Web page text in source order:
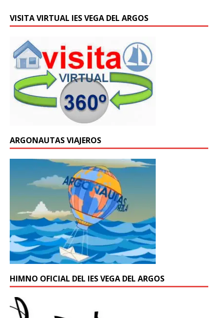
VISITA VIRTUAL IES VEGA DEL ARGOS
ARGONAUTAS VIAJEROS
HIMNO OFICIAL DEL IES VEGA DEL ARGOS